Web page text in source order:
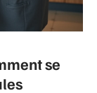
se